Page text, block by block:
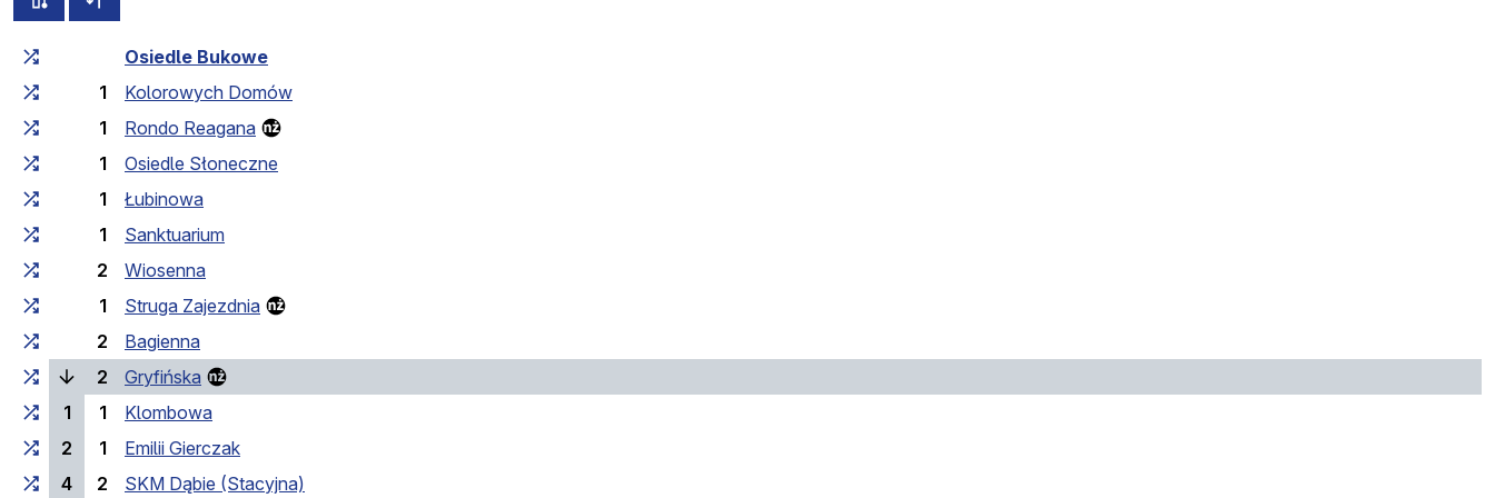
Загальний час у дорозі Час у дорозі між зупинками
Osiedle Bukowe
1
Kolorowych Domów
1
Rondo Reagana
1
Osiedle Słoneczne
1
Łubinowa
1
Sanktuarium
2
Wiosenna
1
Struga Zajezdnia
2
Bagienna
2
Gryfińska
1
1
Klombowa
2
1
Emilii Gierczak
4
2 SKM Dąbie (Stacyjna)